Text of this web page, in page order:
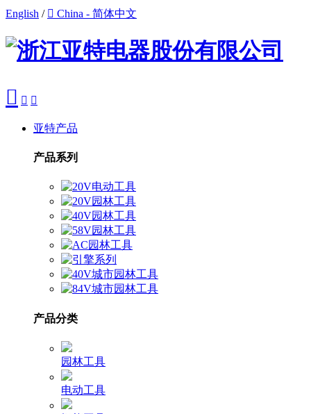
English /  China - 简体中文
  
亚特产品
产品系列
产品分类
园林工具
电动工具